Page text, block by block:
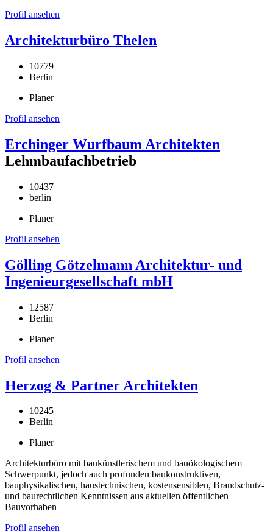
Profil ansehen
Architekturbüro Thelen
10779
Berlin
Planer
Profil ansehen
Erchinger Wurfbaum Architekten
Lehmbaufachbetrieb
10437
berlin
Planer
Profil ansehen
Gölling Götzelmann Architektur- und
Ingenieurgesellschaft mbH
12587
Berlin
Planer
Profil ansehen
Herzog & Partner Architekten
10245
Berlin
Planer
Architekturbüro mit baukünstlerischem und bauökologischem
Schwerpunkt, jedoch auch profunden baukonstruktiven,
bauphysikalischen, haustechnischen, kostensensiblen, Brandschutz-
und baurechtlichen Kenntnissen aus aktuellen öffentlichen
Bauvorhaben
Profil ansehen